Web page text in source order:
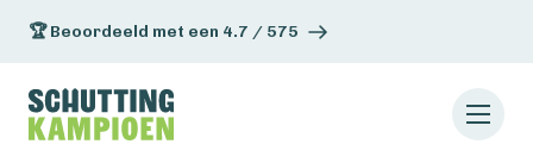
🏆 Beoordeeld met een 4.7 / 575